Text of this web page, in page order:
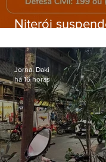
Niterói
ventos fortes
Jornal Daki
há 16 horas